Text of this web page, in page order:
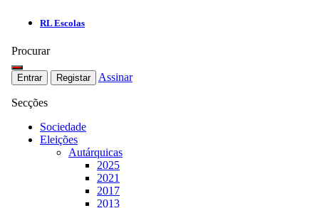
RL Escolas
Procurar
Entrar Registar Assinar
Secções
Sociedade
Eleições
Autárquicas
2025
2021
2017
2013